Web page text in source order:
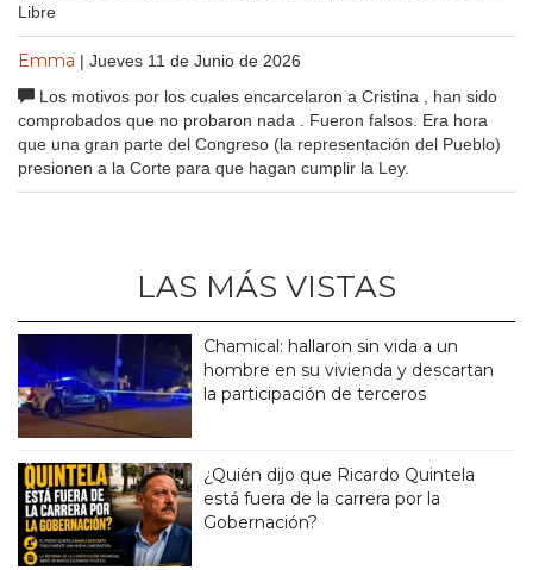
Libre
Emma | Jueves 11 de Junio de 2026
Los motivos por los cuales encarcelaron a Cristina , han sido
comprobados que no probaron nada . Fueron falsos. Era hora
que una gran parte del Congreso (la representación del Pueblo)
presionen a la Corte para que hagan cumplir la Ley.
LAS MÁS VISTAS
Chamical: hallaron sin vida a un
hombre en su vivienda y descartan
la participación de terceros
¿Quién dijo que Ricardo Quintela
está fuera de la carrera por la
Gobernación?